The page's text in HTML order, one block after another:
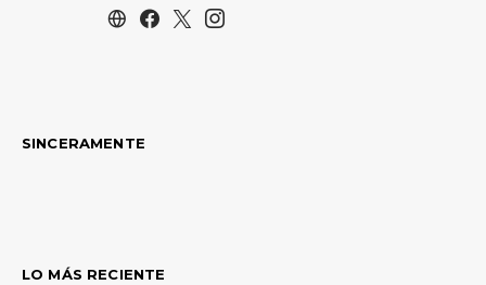
SINCERAMENTE
LO MÁS RECIENTE